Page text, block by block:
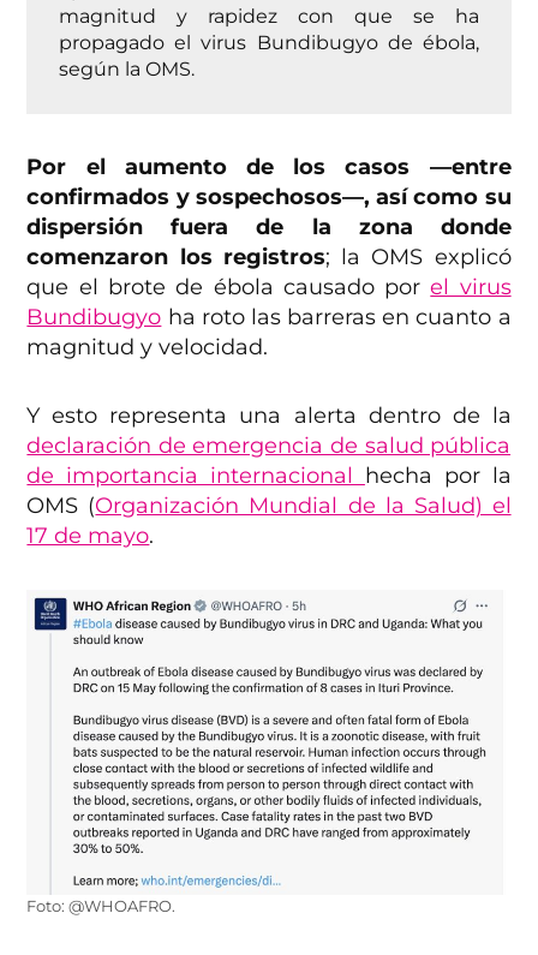
magnitud y rapidez con que se ha
propagado el virus Bundibugyo de ébola,
según la OMS.
Por el aumento de los casos —entre
confirmados y sospechosos—, así como su
dispersión fuera de la zona donde
comenzaron los registros; la OMS explicó
que el brote de ébola causado porel virus
Bundibugyo ha roto las barreras en cuanto a
magnitud y velocidad.
Y esto representa una alerta dentro de la
declaración de emergencia de salud pública
de importancia internacional hecha por la
OMS (Organización Mundial de la Salud) el
17 de mayo.
Foto: @WHOAFRO.